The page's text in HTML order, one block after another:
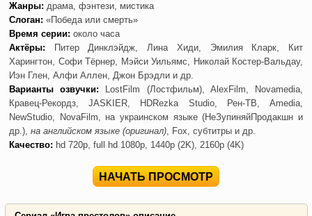
Жанры: драма, фэнтези, мистика
Слоган: «Победа или смерть»
Время серии: около часа
Актёры: Питер Динклэйдж, Лина Хиди, Эмилия Кларк, Кит
Харингтон, Софи Тёрнер, Мэйси Уильямс, Николай Костер-Вальдау,
Иэн Глен, Алфи Аллен, Джон Брэдли и др.
Варианты озвучки: LostFilm (Лостфильм), AlexFilm, Novamedia,
Кравец-Рекордз, JASKIER, HDRezka Studio, Рен-ТВ, Amedia,
NewStudio, NovaFilm, на украинском языке (НеЗупиняйПродакшн и
др.), на английском языке (оригинал), Fox, субтитры и др.
Качество: hd 720p, full hd 1080p, 1440p (2K), 2160p (4K)
НАЧАТЬ ПРОСМОТР